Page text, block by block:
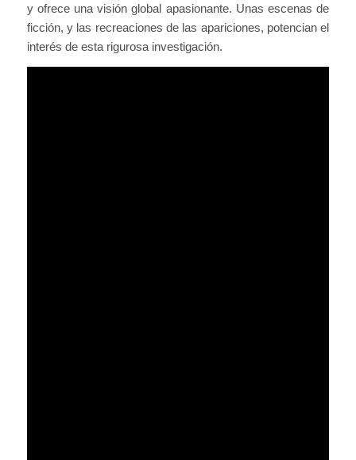
y ofrece una visión global apasionante. Unas escenas de
ficción, y las recreaciones de las apariciones, potencian el
interés de esta rigurosa investigación.